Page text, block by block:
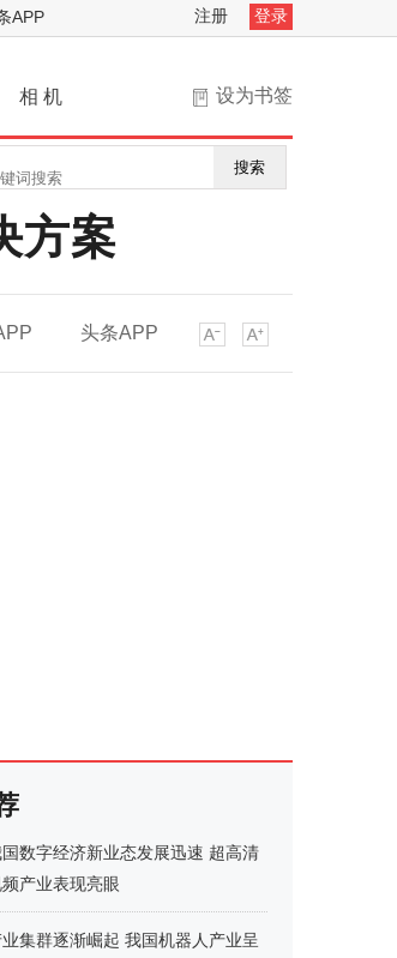
APP 注册 登录
设为书签
相 机
搜索
方案
头条APP
数字经济新业态发展迅速 超高清
产业表现亮眼
业集群逐渐崛起 我国机器人产业呈